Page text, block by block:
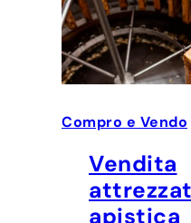
Compro e Vendo
Vendita
apistica